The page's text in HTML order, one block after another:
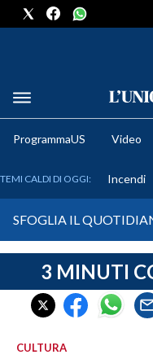
METEO
CRONACA SARDEGNA
CAGLIARI
SULCIS IGLESIENTE
ProgrammaUS Video
TEMI CALDI DI OGGI: Incendi
SFOGLIA IL
3 MINUTI
CULTURA